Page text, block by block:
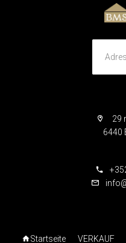
29
6440
Startseite VERKAUF